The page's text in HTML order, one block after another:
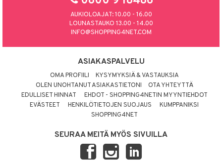
AUKIOLOAJAT: 10.00 - 16.00
LOUNASTAUKO 13.00 - 14.00
INFO@SHOPPING4NET.COM
ASIAKASPALVELU
OMA PROFIILI
KYSYMYKSIÄ & VASTAUKSIA
OLEN UNOHTANUT ASIAKASTIETONI
OTA YHTEYTTÄ
EDULLISET HINNAT
EHDOT - SHOPPING4NETIN MYYNTIEHDOT
EVÄSTEET
HENKILÖTIETOJEN SUOJAUS
KUMPPANIKSI
SHOPPING4NET
SEURAA MEITÄ MYÖS SIVUILLA